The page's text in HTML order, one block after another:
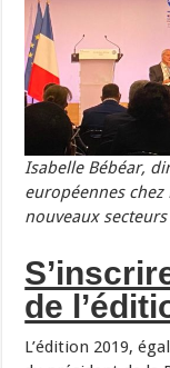
Isabelle Bébéar,
européennes
nouveaux
de
L’édition 2019,